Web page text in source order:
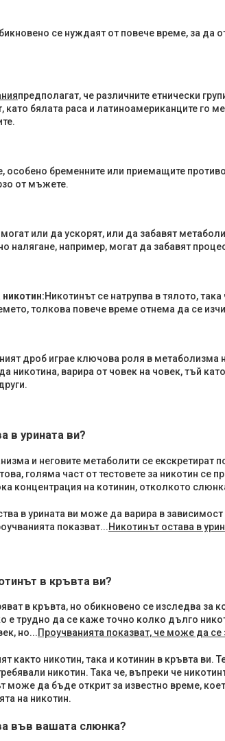
се нуждаят от повече време, за да
предполагат, че различните етнически
като бялата раса и латиноамериканците го
особено бременните или приемащите
от мъжете.
или да ускорят, или да забавят
налягане, например, могат да забавят
никотин:Никотинът се натрупва в тялото,
толкова повече време отнема да се
дроб играе ключова роля в метаболизма
никотина, варира от човек на човек, тъй
в урината ви?
и неговите метаболити се екскретират
голяма част от тестовете за никотин се
концентрация на котинин, отколкото
в урината ви може да варира в зависимост
показват...Никотинът остава в
в кръвта ви?
в кръвта, но обикновено се изследва за
трудно да се каже точно колко дълго
но...Проучванията показват, че може да
както никотин, така и котинин в кръвта ви.
никотин. Така че, въпреки че
може да бъде открит за известно време,
на никотин.
във вашата слюнка?